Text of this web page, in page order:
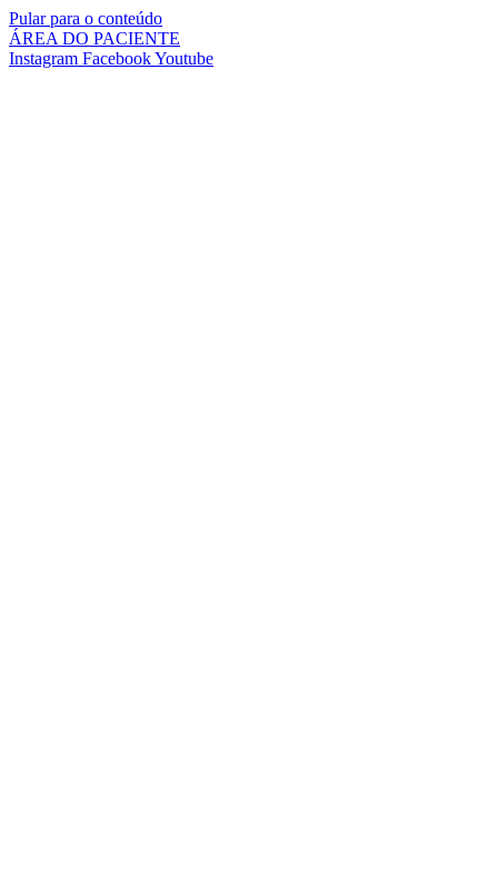
Pular para o conteúdo
ÁREA DO PACIENTE
Instagram FacebookYoutube